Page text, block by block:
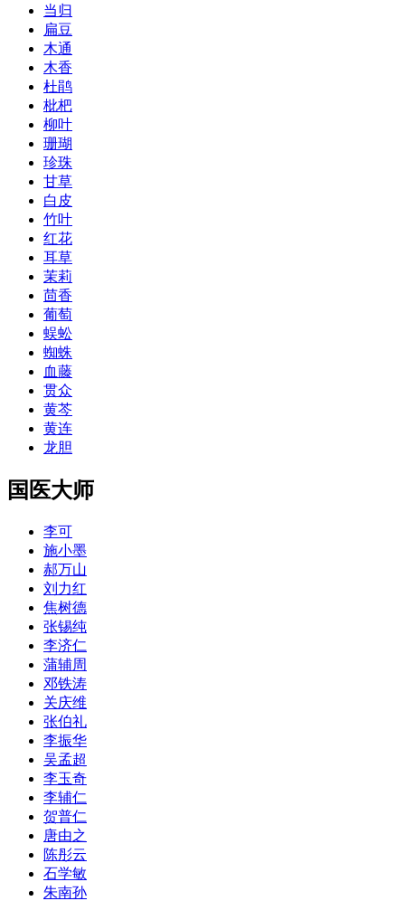
当归
扁豆
木通
木香
杜鹃
枇杷
柳叶
珊瑚
珍珠
甘草
白皮
竹叶
红花
耳草
茉莉
茴香
葡萄
蜈蚣
蜘蛛
血藤
贯众
黄芩
黄连
龙胆
国医大师
李可
施小墨
郝万山
刘力红
焦树德
张锡纯
李济仁
蒲辅周
邓铁涛
关庆维
张伯礼
李振华
吴孟超
李玉奇
李辅仁
贺普仁
唐由之
陈彤云
石学敏
朱南孙